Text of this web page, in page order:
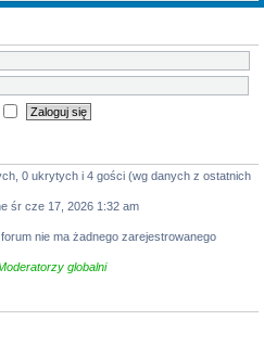
0 ukrytych i 4 gości (wg danych z ostatnich
śr cze 17, 2026 1:32 am
nie ma żadnego zarejestrowanego
globalni